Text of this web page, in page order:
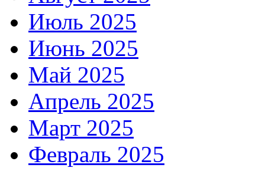
Июль 2025
Июнь 2025
Май 2025
Апрель 2025
Март 2025
Февраль 2025